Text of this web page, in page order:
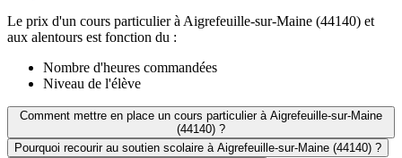
Le prix d'un cours particulier à Aigrefeuille-sur-Maine (44140) et
aux alentours est fonction du :
Nombre d'heures commandées
Niveau de l'élève
Comment mettre en place un cours particulier à Aigrefeuille-sur-Maine
(44140) ?
Pourquoi recourir au soutien scolaire à Aigrefeuille-sur-Maine (44140) ?